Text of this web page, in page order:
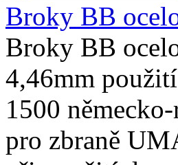
Broky BB
Broky BB
4,46mm
1500
pro zbraně